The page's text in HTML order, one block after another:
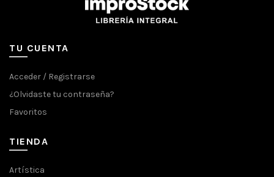
TU CUENTA
Acceder / Registrarse
¿Olvidaste tu contraseña?
Favoritos
TIENDA
Artística